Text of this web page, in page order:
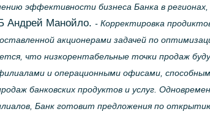
эффективности бизнеса Банка в регионах,
Андрей Манойло. - Корректировка
акционерами задачей по
что низкорентабельные точки продаж
и операционными офисами,
банковских продуктов и услуг.
Банк готовит предложения по